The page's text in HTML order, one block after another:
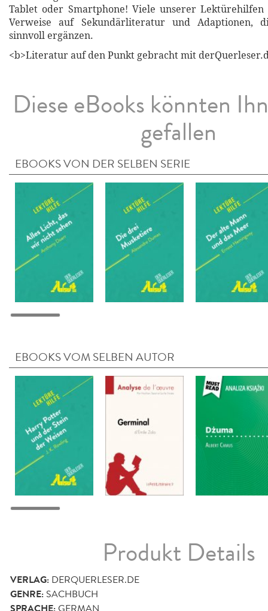
Tablet oder Smartphone! Viele unserer Lektürehilfen
Verweise auf Sekundärliteratur und Adaptionen,
sinnvoll ergänzen.
<b>Literatur auf den Punkt gebracht mit
Diese eBooks könnten
gefallen
EBOOKS VON DER SELBEN SERIE
EBOOKS VOM SELBEN AUTOR
Produkt Details
VERLAG: DERQUERLESER.DE
GENRE: SACHBUCH